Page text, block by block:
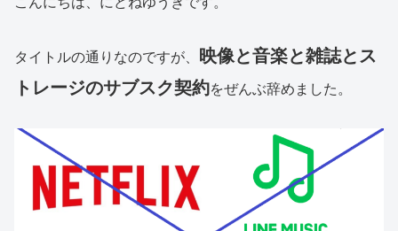
タイトルの通りなのですが、 映像と音楽と雑誌とス
トレージのサブスク契約をぜんぶ辞めました。